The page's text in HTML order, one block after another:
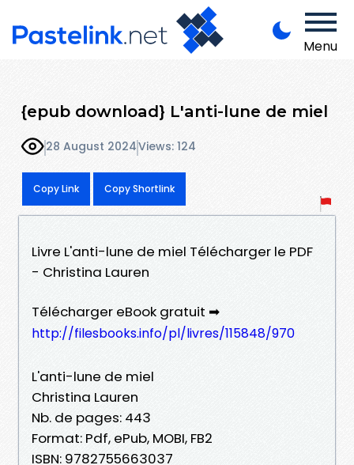
Menu
{epub download} L'anti-lune de miel
28 August 2024Views: 124
Copy Link Copy Shortlink
Livre L'anti-lune de miel Télécharger le PDF
- Christina Lauren
Télécharger eBook gratuit ➡
http://filesbooks.info/pl/livres/115848/970
L'anti-lune de miel
Christina Lauren
Nb. de pages: 443
Format: Pdf, ePub, MOBI, FB2
ISBN: 9782755663037